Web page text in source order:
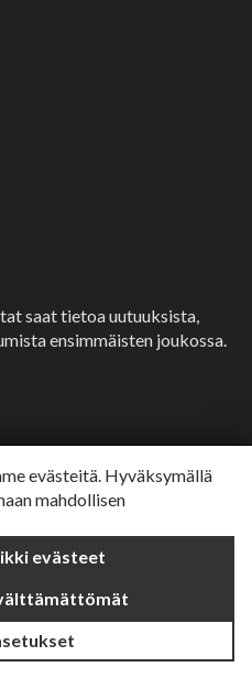
evästeitä. Hyväksymällä
mahdollisen
evästeet
saat tietoa uutuuksista,
ensimmäisten joukossa.